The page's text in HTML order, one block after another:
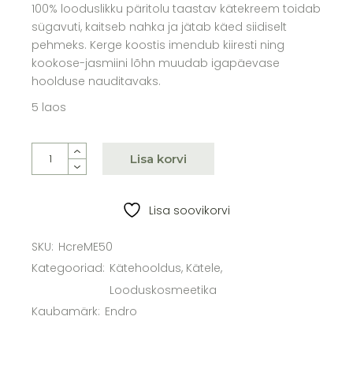
100% looduslikku päritolu taastav kätekreem toidab
sügavuti, kaitseb nahka ja jätab käed siidiselt
pehmeks. Kerge koostis imendub kiiresti ning
kookose-jasmiini lõhn muudab igapäevase
hoolduse nauditavaks.
5 laos
Endro toitev ja taastav kätekreem, 50 ml quantity
Lisa korvi
Lisa soovikorvi
SKU: HcreME50
Kategooriad: Kätehooldus, Kätele,
Looduskosmeetika
Kaubamärk: Endro